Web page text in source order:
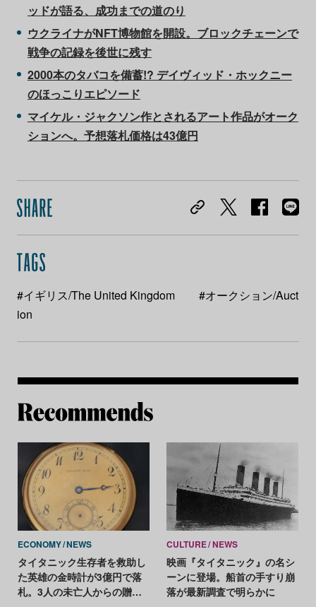
ッドが語る、成功までの道のり
ウクライナがNFT博物館を開設。ブロックチェーンで
戦争の記録を後世に残す
2000本のタバコを備蓄!? デイヴィッド・ホックニー
のほっこりエピソード
マイケル・ジャクソン作とされるアート作品がオーク
ションへ。予想落札価格は43億円
#イギリス/The United Kingdom
#オークション/Auct
ion
ECONOMY NEWS
タイタニック生存者を救助し
た英雄の金時計が3億円で落
札。3人の未亡人からの贈り
CULTURE NEWS
映画『タイタニック』の名シ
ーンに登場。船首の手すり崩
落が最新調査で明らかに